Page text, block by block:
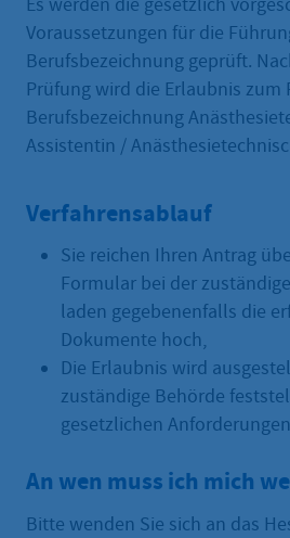
Es werden die gesetzlich
Voraussetzungen für die
Berufsbezeichnung geprüft.
Prüfung wird die Erlaubnis zum
Berufsbezeichnung
Assistentin /
Verfahrensablauf
Sie reichen Ihren Antrag
Formular bei der
laden gegebenenfalls die
Dokumente hoch,
Die Erlaubnis wird
zuständige Behörde
gesetzlichen
An wen muss ich mich
Bitte wenden Sie sich an das